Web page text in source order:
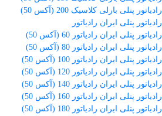
رادیاتور پنلی بارلی کلاسیک 200 (آکس 50)
رادیاتور پنلی ایران رادیاتور
رادیاتور پنلی ایران رادیاتور 60 (آکس 50)
رادیاتور پنلی ایران رادیاتور 80 (آکس 50)
رادیاتور پنلی ایران رادیاتور 100 (آکس 50)
رادیاتور پنلی ایران رادیاتور 120 (آکس 50)
رادیاتور پنلی ایران رادیاتور 140 (آکس 50)
رادیاتور پنلی ایران رادیاتور 160 (آکس 50)
رادیاتور پنلی ایران رادیاتور 180 (آکس 50)